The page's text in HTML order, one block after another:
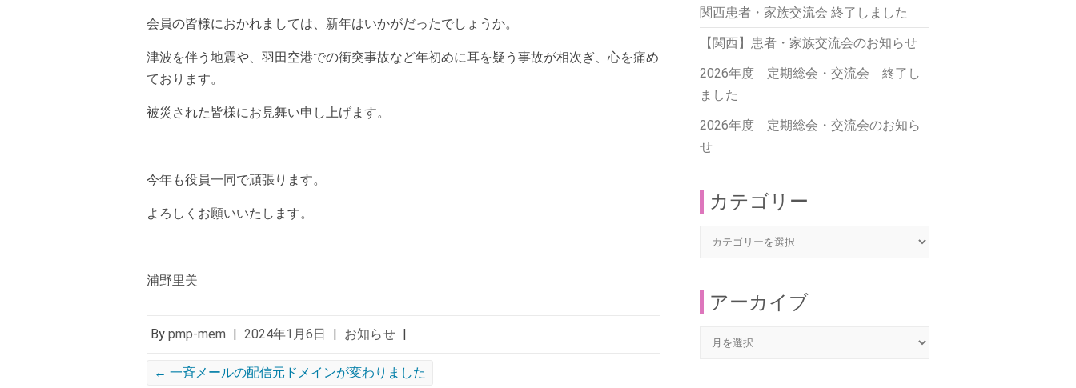
会員の皆様におかれましては、新年はいかがだったでしょうか。
津波を伴う地震や、羽田空港での衝突事故など年初めに耳を疑う事故が相次ぎ、心を痛め
ております。
被災された皆様にお見舞い申し上げます。
今年も役員一同で頑張ります。
よろしくお願いいたします。
浦野里美
By pmp-mem | 2024年1月6日 | お知らせ |
← 一斉メールの配信元ドメインが変わりました
関西患者・家族交流会 終了しました
【関西】患者・家族交流会のお知らせ
2026年度 定期総会・交流会 終了し
ました
2026年度 定期総会・交流会のお知ら
せ
カテゴリー
リアーカイブ